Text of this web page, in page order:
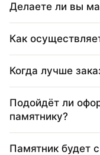
Делаете ли вы
Как
Когда лучше
Подойдёт ли
памятнику?
Памятник будет